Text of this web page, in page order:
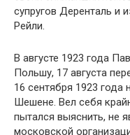
супругов Деренталь и
Рейли.
В августе 1923 года
Польшу, 17 августа
16 сентября 1923 года
Шешене. Вел себя
пытался выяснить, не
московской